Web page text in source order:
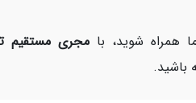
همراه شوید، با مجری مستقیم
باشید.